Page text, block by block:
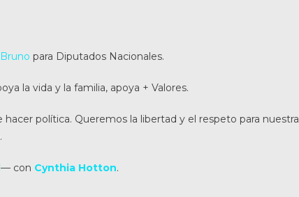
para Diputados Nacionales.
la vida y la familia, apoya + Valores.
política. Queremos la libertad y el respeto para nuestra
— con Cynthia Hotton.